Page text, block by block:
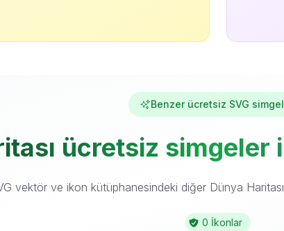
Benzer ücretsiz SVG
ücretsiz
vektör ve ikon kütüphanesindeki diğer Dünya
0 İkonlar